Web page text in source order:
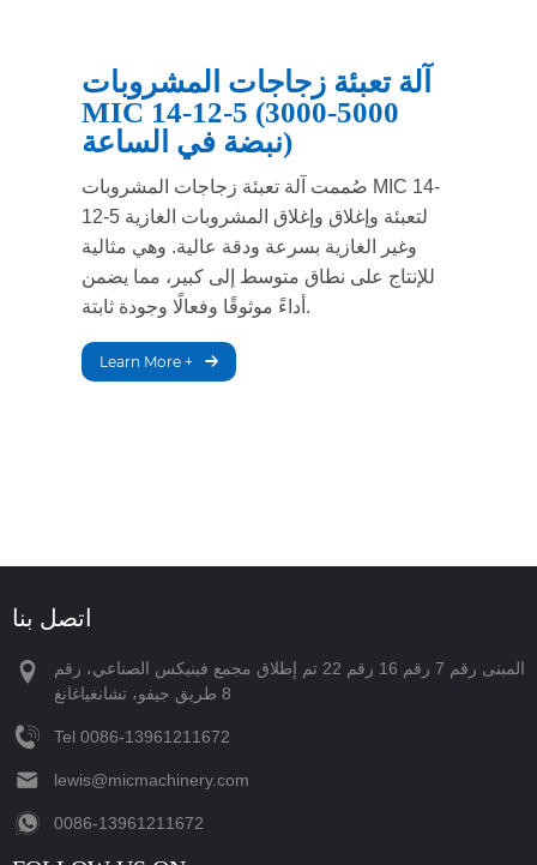
آلة تعبئة زجاجات المشروبات
MIC 14-12-5 (3000-5000
نبضة في الساعة)
صُممت آلة تعبئة زجاجات المشروبات MIC 14-
12-5 لتعبئة وإغلاق وإغلاق المشروبات الغازية
وغير الغازية بسرعة ودقة عالية. وهي مثالية
للإنتاج على نطاق متوسط إلى كبير، مما يضمن
أداءً موثوقًا وفعالًا وجودة ثابتة.
Learn More +
اتصل بنا
المبنى رقم 7 رقم 16 رقم 22 تم إطلاق مجمع فينيكس الصناعي، رقم
8 طريق جيفو، تشانغياغانغ
Tel ‪0086-13961211672‬
lewis@micmachinery.com
‪0086-13961211672‬